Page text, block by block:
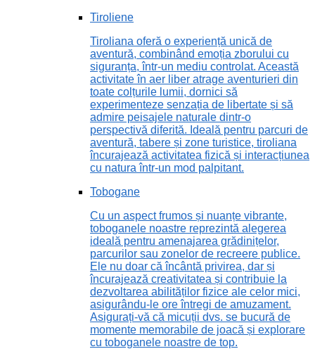
Tiroliene
Tiroliana oferă o experiență unică de
aventură, combinând emoția zborului cu
siguranța, într-un mediu controlat. Această
activitate în aer liber atrage aventurieri din
toate colțurile lumii, dornici să
experimenteze senzația de libertate și să
admire peisajele naturale dintr-o
perspectivă diferită. Ideală pentru parcuri de
aventură, tabere și zone turistice, tiroliana
încurajează activitatea fizică și interacțiunea
cu natura într-un mod palpitant.
Tobogane
Cu un aspect frumos și nuanțe vibrante,
toboganele noastre reprezintă alegerea
ideală pentru amenajarea grădinițelor,
parcurilor sau zonelor de recreere publice.
Ele nu doar că încântă privirea, dar și
încurajează creativitatea și contribuie la
dezvoltarea abilităților fizice ale celor mici,
asigurându-le ore întregi de amuzament.
Asigurați-vă că micuții dvs. se bucură de
momente memorabile de joacă și explorare
cu toboganele noastre de top.